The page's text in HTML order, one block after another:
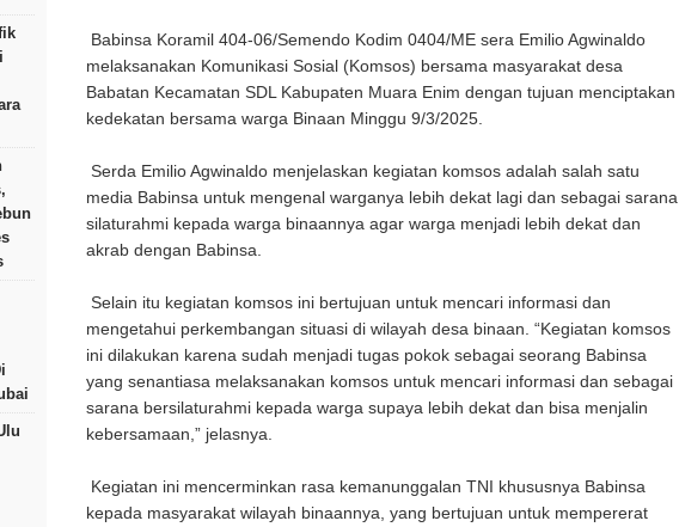
Babinsa Koramil 404-06/Semendo Kodim 0404/ME sera Emilio Agwinaldo
melaksanakan Komunikasi Sosial (Komsos) bersama masyarakat desa
Babatan Kecamatan SDL Kabupaten Muara Enim dengan tujuan menciptakan
kedekatan bersama warga Binaan Minggu 9/3/2025.
Serda Emilio Agwinaldo menjelaskan kegiatan komsos adalah salah satu
media Babinsa untuk mengenal warganya lebih dekat lagi dan sebagai sarana
silaturahmi kepada warga binaannya agar warga menjadi lebih dekat dan
akrab dengan Babinsa.
Selain itu kegiatan komsos ini bertujuan untuk mencari informasi dan
mengetahui perkembangan situasi di wilayah desa binaan. “Kegiatan komsos
ini dilakukan karena sudah menjadi tugas pokok sebagai seorang Babinsa
yang senantiasa melaksanakan komsos untuk mencari informasi dan sebagai
sarana bersilaturahmi kepada warga supaya lebih dekat dan bisa menjalin
kebersamaan,” jelasnya.
Kegiatan ini mencerminkan rasa kemanunggalan TNI khususnya Babinsa
kepada masyarakat wilayah binaannya, yang bertujuan untuk mempererat